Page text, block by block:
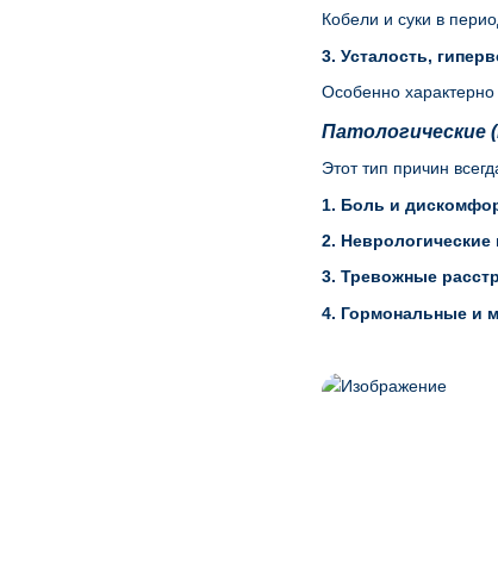
Кобели и суки в
3. Усталость,
Особенно
Патологические
Этот тип причин
1. Боль и
2. Неврологические
3. Тревожные
4. Гормональные и